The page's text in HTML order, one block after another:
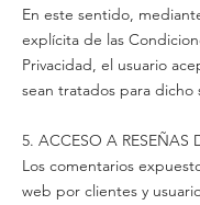
En este sentido,
explícita de las
Privacidad, el usuario
sean tratados para dicho
5. ACCESO A RESEÑAS
Los comentarios
web por clientes y